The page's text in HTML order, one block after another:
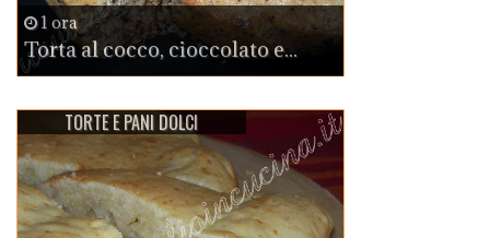
1 ora
Torta al cocco, cioccolato e...
TORTE E PANI DOLCI